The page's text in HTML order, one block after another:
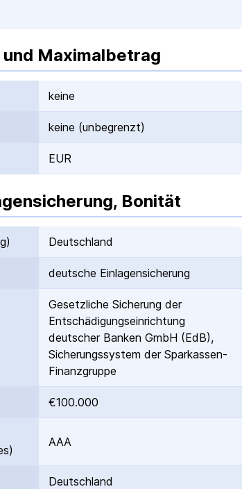
Maximalbetrag
keine
keine (unbegrenzt)
EUR
Bonität
Deutschland
deutsche Einlagen­sicherung
Gesetzliche Sicherung der
Entschädigungs­einrichtung
deutscher Banken GmbH (EdB),
Sicherungssystem der Sparkassen-
Finanzgruppe
€100.000
AAA
Deutschland